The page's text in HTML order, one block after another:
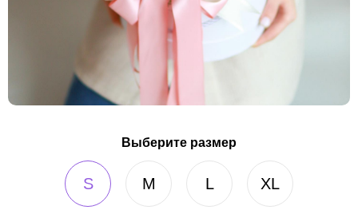
Выберите размер
S M L XL